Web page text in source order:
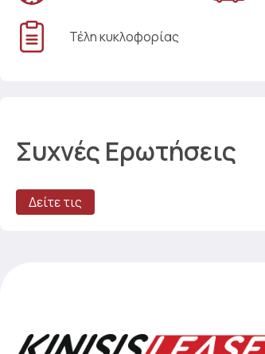
Τέλη κυκλοφορίας
Συχνές Ερωτήσεις
Δείτε τις